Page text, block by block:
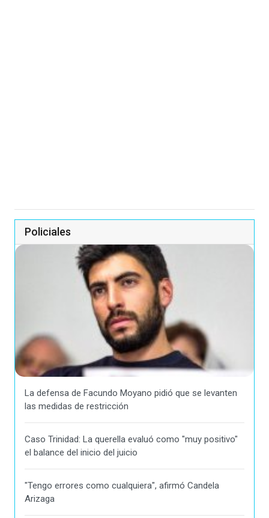
Policiales
La defensa de Facundo Moyano pidió que se levanten
las medidas de restricción
Caso Trinidad: La querella evaluó como "muy positivo"
el balance del inicio del juicio
"Tengo errores como cualquiera", afirmó Candela
Arizaga